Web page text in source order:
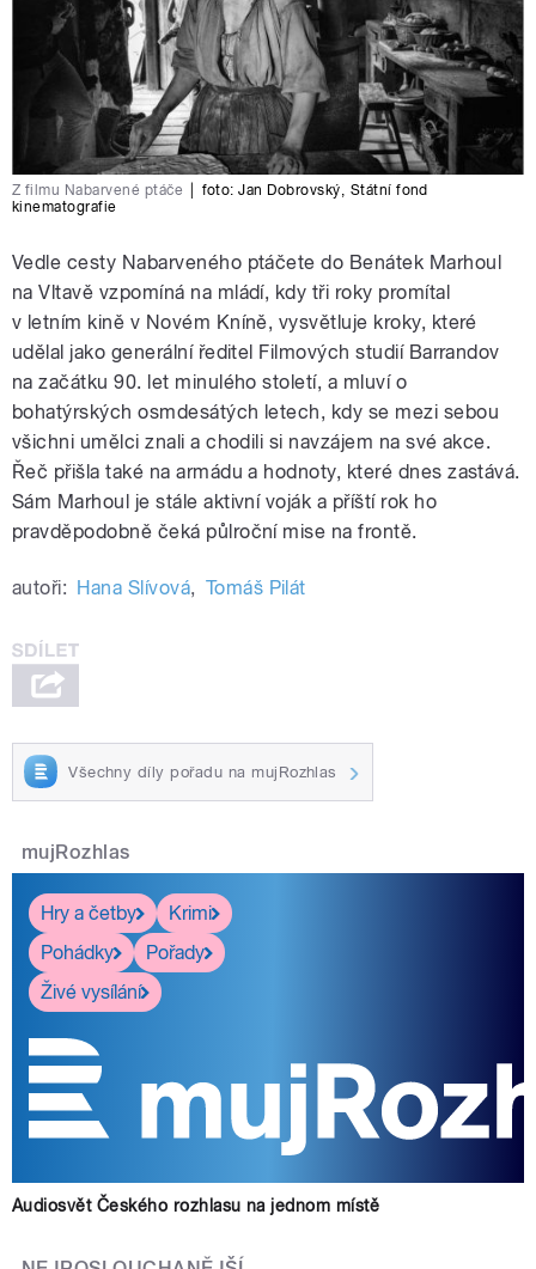
Z filmu Nabarvené ptáče foto:Jan Dobrovský, Státní fond
kinematografie
Vedle cesty Nabarveného ptáčete do Benátek Marhoul
na Vltavě vzpomíná na mládí, kdy tři roky promítal
v letním kině v Novém Kníně, vysvětluje kroky, které
udělal jako generální ředitel Filmových studií Barrandov
na začátku 90. let minulého století, a mluví o
bohatýrských osmdesátých letech, kdy se mezi sebou
všichni umělci znali a chodili si navzájem na své akce.
Řeč přišla také na armádu a hodnoty, které dnes zastává.
Sám Marhoul je stále aktivní voják a příští rok ho
pravděpodobně čeká půlroční mise na frontě.
autoři: Hana Slívová, Tomáš Pilát
Všechny díly pořadu na mujRozhlas
mujRozhlas
Hry a četby
Krimi
Pohádky
Pořady
Živé vysílání
Audiosvět Českého rozhlasu na jednom místě